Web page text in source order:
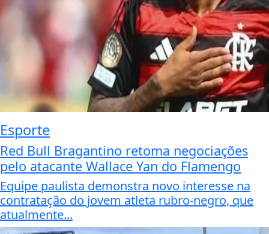
Esporte
Red Bull Bragantino retoma negociações
pelo atacante Wallace Yan do Flamengo
Equipe paulista demonstra novo interesse na
contratação do jovem atleta rubro-negro, que
atualmente...